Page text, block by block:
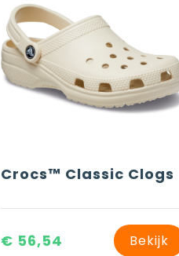
Crocs™ Classic Clogs
€ 56,54 Bekijk